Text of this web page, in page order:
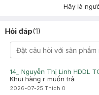
Hãy là
Hỏi đáp(1)
14_ Nguyễn Thị Linh HDDL
Khui hàng r muốn trả
2026-07-25 Thích 0